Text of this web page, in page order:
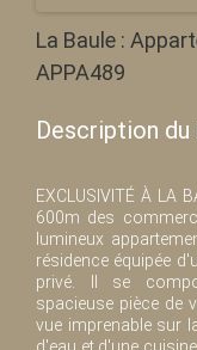
La Baule :
APPA489
Description du
EXCLUSIVITÉ À LA
600m des
lumineux
résidence équipée
privé. Il se
spacieuse pièce de
vue imprenable sur